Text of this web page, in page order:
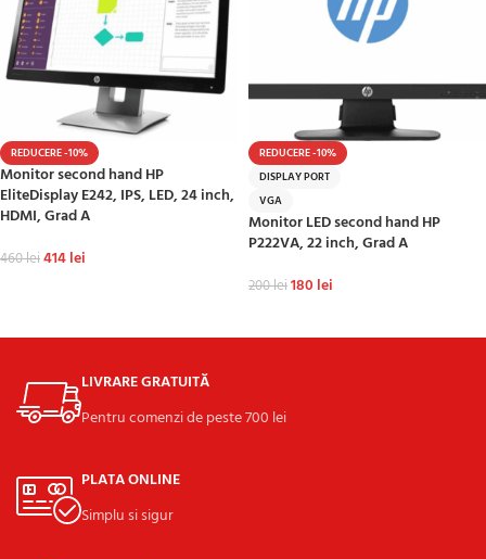
REDUCERE -10%
Monitor second hand HP
EliteDisplay E242, IPS, LED, 24 inch,
HDMI, Grad A
460lei414lei
REDUCERE -10%
DISPLAY PORT
VGA
Monitor LED second hand HP
P222VA, 22 inch, Grad A
200lei180 lei
LIVRARE GRATUITĂ
Pentru comenzi de peste 700 lei
PLATA ONLINE
Simplu si sigur